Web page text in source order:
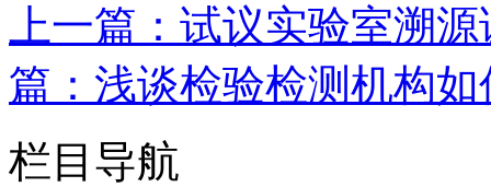
上一篇：试议实验室溯
篇：浅谈检验检测机构
栏目导航